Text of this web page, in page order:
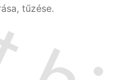
tűzése.